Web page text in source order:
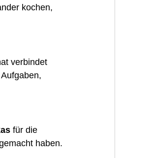
kochen,
verbindet
für die
haben.